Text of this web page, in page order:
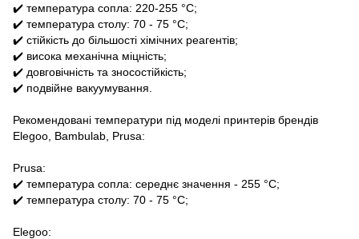
✔️ температура сопла: 220-255 °C;
✔️ температура столу: 70 - 75 °C;
✔️ стійкість до більшості хімічних реагентів;
✔️ висока механічна міцність;
✔️ довговічність та зносостійкість;
✔️ подвійне вакуумування.
Рекомендовані температури під моделі принтерів брендів
Elegoo, Bambulab, Prusa:
Prusa:
✔️ температура сопла: середнє значення - 255 °C;
✔️ температура столу: 70 - 75 °C;
Elegoo: